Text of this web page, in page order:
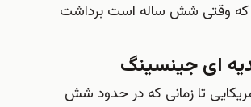
که وقتی شش ساله است برداشت
ای جینسینگ
تا زمانی که در حدود شش